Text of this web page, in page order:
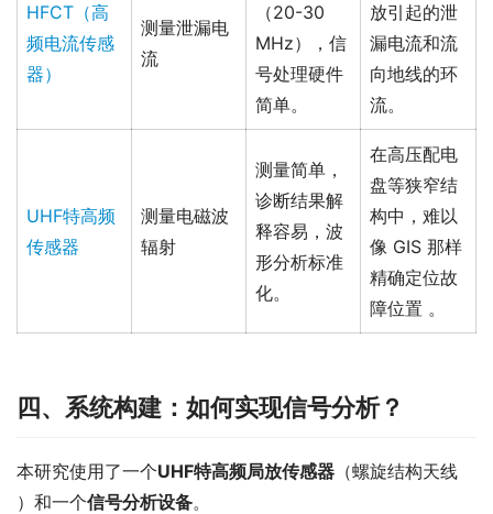
HFCT（高
频电流传感
器）
测量泄漏电
流
（20-30
MHz），信
号处理硬件
简单。
放引起的泄
漏电流和流
向地线的环
流。
UHF特高频
传感器
测量电磁波
辐射
测量简单，
诊断结果解
释容易，波
形分析标准
化。
在高压配电
盘等狭窄结
构中，难以
像 GIS 那样
精确定位故
障位置 。
四、 系统构建：如何实现信号分析？
本研究使用了一个UHF特高频局放传感器 （螺旋结构天线
）和一个信号分析设备。